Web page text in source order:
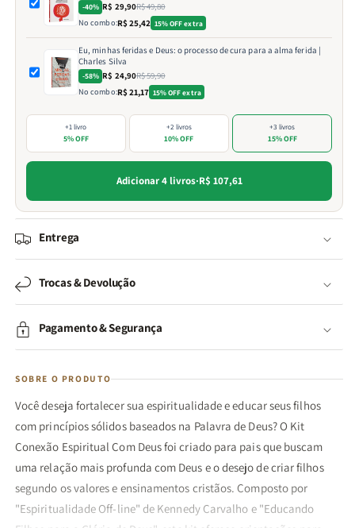
-40% R$ 29,90R$ 49,80
No combo:R$ 25,42 15% OFF extra
Eu, minhas feridas e Deus: o processo de cura para a alma ferida |
Charles Silva
-58% R$ 24,90R$ 59,90
No combo:R$ 21,17 15% OFF extra
+1 livro
5% OFF
+2 livros
10% OFF
+3 livros
15% OFF
Adicionar 4 livros·R$ 107,61
Entrega
Trocas & Devolução
Pagamento & Segurança
SOBRE O PRODUTO
Você deseja fortalecer sua espiritualidade e educar seus filhos
com princípios sólidos baseados na Palavra de Deus? O Kit
Conexão Espiritual Com Deus foi criado para pais que buscam
uma relação mais profunda com Deus e o desejo de criar filhos
segundo os valores e ensinamentos cristãos. Composto por
"Espiritualidade Off-line" de Kennedy Carvalho e "Educando